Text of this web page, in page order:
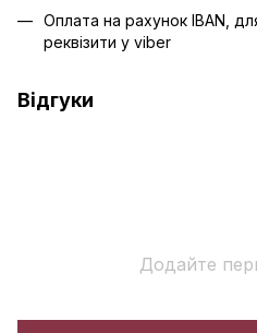
Оплата на рахунок IBAN,
реквізити у viber
Відгуки
Додайте